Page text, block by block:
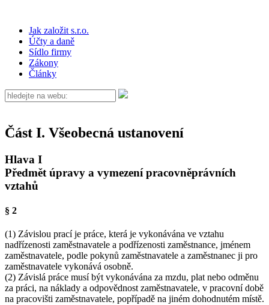
Jak založit s.r.o.
Účty a daně
Sídlo firmy
Zákony
Články
Část I. Všeobecná ustanovení
Hlava I
Předmět úpravy a vymezení pracovněprávních
vztahů
§ 2
(1) Závislou prací je práce, která je vykonávána ve vztahu
nadřízenosti zaměstnavatele a podřízenosti zaměstnance, jménem
zaměstnavatele, podle pokynů zaměstnavatele a zaměstnanec ji pro
zaměstnavatele vykonává osobně.
(2) Závislá práce musí být vykonávána za mzdu, plat nebo odměnu
za práci, na náklady a odpovědnost zaměstnavatele, v pracovní době
na pracovišti zaměstnavatele, popřípadě na jiném dohodnutém místě.